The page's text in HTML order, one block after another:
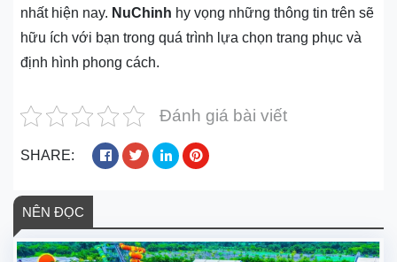
nhất hiện nay. NuChinh hy vọng những thông tin trên sẽ
hữu ích với bạn trong quá trình lựa chọn trang phục và
định hình phong cách.
Đánh giá bài viết
SHARE:
NÊN ĐỌC